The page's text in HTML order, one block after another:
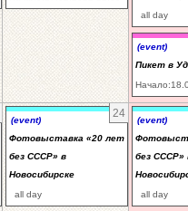
all day
(event)
Пикет в
24
(event)
Фотовыставка «20 лет
без СССР» в
Новосибирске
all day
(event)
без СССР»
all day